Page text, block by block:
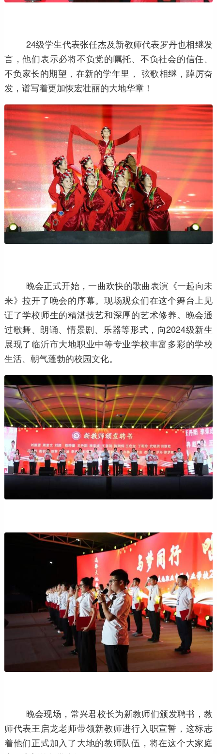
24级学生代表张任杰及新教师代表罗丹也相继发
言，他们表示必将不负党的嘱托、不负社会的信任、
不负家长的期望，在新的学年里， 弦歌相继，踔厉奋
发，谱写着更加恢宏壮丽的大地华章！
晚会正式开始，一曲欢快的歌曲表演《一起向未
来》拉开了晚会的序幕。现场观众们在这个舞台上见
证了学校师生的精湛技艺和深厚的艺术修养。晚会通
过歌舞、朗诵、情景剧、乐器等形式，向2024级新生
展现了临沂市大地职业中等专业学校丰富多彩的学校
生活、朝气蓬勃的校园文化。
晚会现场，常兴君校长为新教师们颁发聘书，教
师代表王启龙老师带领新教师进行入职宣誓，这标志
着他们正式加入了大地的教师队伍，将在这个大家庭